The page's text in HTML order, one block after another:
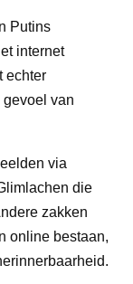
Putins
internet
echter
van
via
die
zakken
online bestaan,